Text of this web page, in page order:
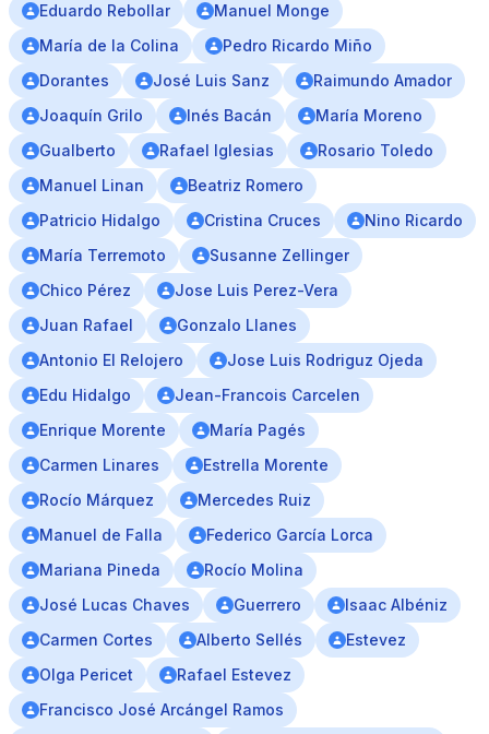
Eduardo Rebollar
Manuel Monge
María de la Colina
Pedro Ricardo Miño
Dorantes
José Luis Sanz
Raimundo Amador
Joaquín Grilo
Inés Bacán
María Moreno
Gualberto
Rafael Iglesias
Rosario Toledo
Manuel Linan
Beatriz Romero
Patricio Hidalgo
Cristina Cruces
Nino Ricardo
María Terremoto
Susanne Zellinger
Chico Pérez
Jose Luis Perez-Vera
Juan Rafael
Gonzalo Llanes
Antonio El Relojero
Jose Luis Rodriguz Ojeda
Edu Hidalgo
Jean-Francois Carcelen
Enrique Morente
María Pagés
Carmen Linares
Estrella Morente
Rocío Márquez
Mercedes Ruiz
Manuel de Falla
Federico García Lorca
Mariana Pineda
Rocío Molina
José Lucas Chaves
Guerrero
Isaac Albéniz
Carmen Cortes
Alberto Sellés
Estevez
Olga Pericet
Rafael Estevez
Francisco José Arcángel Ramos